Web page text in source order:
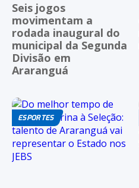
Seis jogos
movimentam a
rodada inaugural do
municipal da Segunda
Divisão em
Araranguá
ESPORTES